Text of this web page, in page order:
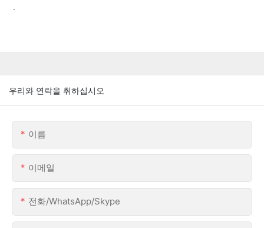
.
우리와 연락을 취하십시오
이름
이메일
전화/WhatsApp/Skype